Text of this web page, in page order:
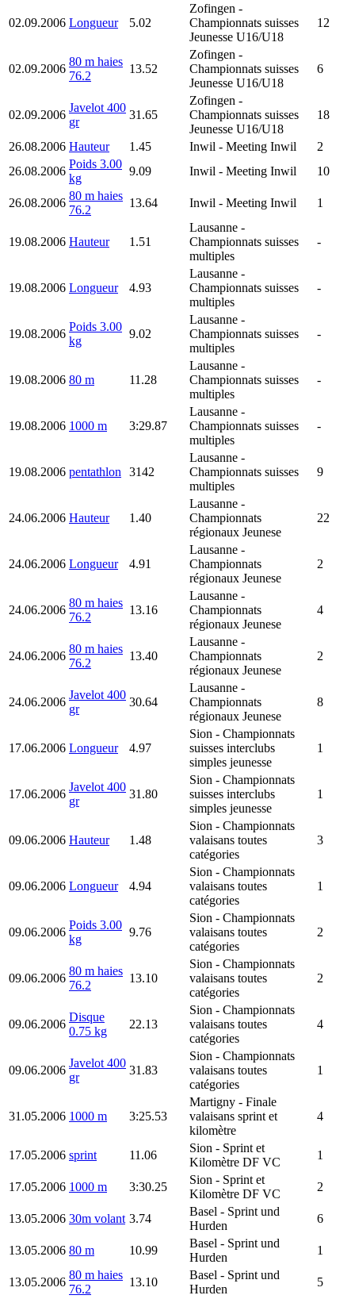
02.09.2006 Longueur 5.02
Zofingen -
Championnats suisses
Jeunesse U16/U18
12
02.09.2006
80 m haies
76.2
13.52
Zofingen -
Championnats suisses
Jeunesse U16/U18
6
02.09.2006
Javelot 400
gr
31.65
Zofingen -
Championnats suisses
Jeunesse U16/U18
18
26.08.2006 Hauteur 1.45 Inwil - Meeting Inwil
2
26.08.2006
Poids 3.00
kg
9.09 Inwil - Meeting Inwil 10
26.08.2006
80 m haies
76.2
13.64 Inwil - Meeting Inwil 1
19.08.2006 Hauteur 1.51
Lausanne -
Championnats suisses
multiples
-
19.08.2006 Longueur 4.93
Lausanne -
Championnats suisses
multiples
-
19.08.2006
Poids 3.00
kg
9.02
Lausanne -
Championnats suisses
multiples
-
19.08.2006 80 m 11.28
Lausanne -
Championnats suisses
multiples
-
19.08.2006 1000 m 3:29.87
Lausanne -
Championnats suisses
multiples
-
19.08.2006 pentathlon 3142
Lausanne -
Championnats suisses
multiples
9
24.06.2006 Hauteur 1.40
Lausanne -
Championnats
régionaux Jeunese
22
24.06.2006 Longueur 4.91
Lausanne -
Championnats
régionaux Jeunese
2
24.06.2006
80 m haies
76.2
13.16
Lausanne -
Championnats
régionaux Jeunese
4
24.06.2006
80 m haies
76.2
13.40
Lausanne -
Championnats
régionaux Jeunese
2
24.06.2006
Javelot 400
gr
30.64
Lausanne -
Championnats
régionaux Jeunese
8
17.06.2006 Longueur 4.97
Sion - Championnats
suisses interclubs
simples jeunesse
1
17.06.2006
Javelot 400
gr
31.80
Sion - Championnats
suisses interclubs
simples jeunesse
1
09.06.2006 Hauteur 1.48
Sion - Championnats
valaisans toutes
catégories
3
09.06.2006 Longueur 4.94
Sion - Championnats
valaisans toutes
catégories
1
09.06.2006
Poids 3.00
kg
9.76
Sion - Championnats
valaisans toutes
catégories
2
09.06.2006
80 m haies
76.2
13.10
Sion - Championnats
valaisans toutes
catégories
2
09.06.2006
Disque
0.75 kg
22.13
Sion - Championnats
valaisans toutes
catégories
4
09.06.2006
Javelot 400
gr
31.83
Sion - Championnats
valaisans toutes
catégories
1
31.05.2006 1000 m 3:25.53
Martigny - Finale
valaisans sprint et
kilomètre
4
17.05.2006 sprint 11.06
Sion - Sprint et
Kilomètre DF VC
1
17.05.2006 1000 m 3:30.25
Sion - Sprint et
Kilomètre DF VC
2
13.05.2006 30m volant 3.74
Basel - Sprint und
Hurden
6
13.05.2006 80 m 10.99
Basel - Sprint und
Hurden
1
13.05.2006
80 m haies
76.2
13.10
Basel - Sprint und
Hurden
5